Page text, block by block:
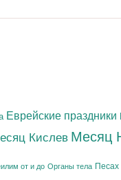
Еврейские праздники
Кислев Месяц
от и до Органы тела Песах